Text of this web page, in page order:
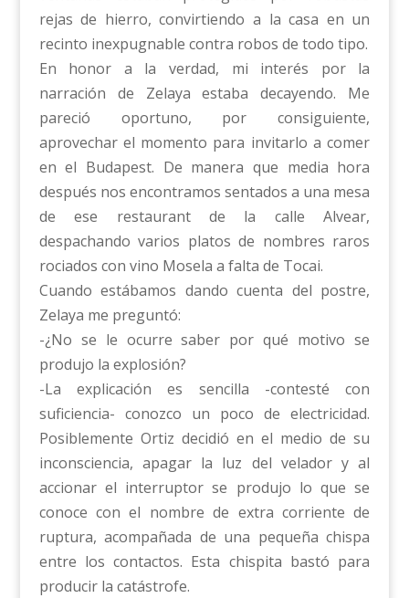
rejas de hierro, convirtiendo a la casa en un
recinto inexpugnable contra robos de todo tipo.
En honor a la verdad, mi interés por la
narración de Zelaya estaba decayendo. Me
pareció oportuno, por consiguiente,
aprovechar el momento para invitarlo a comer
en el Budapest. De manera que media hora
después nos encontramos sentados a una mesa
de ese restaurant de la calle Alvear,
despachando varios platos de nombres raros
rociados con vino Mosela a falta de Tocai.
Cuando estábamos dando cuenta del postre,
Zelaya me preguntó:
-¿No se le ocurre saber por qué motivo se
produjo la explosión?
-La explicación es sencilla -contesté con
suficiencia- conozco un poco de electricidad.
Posiblemente Ortiz decidió en el medio de su
inconsciencia, apagar la luz del velador y al
accionar el interruptor se produjo lo que se
conoce con el nombre de extra corriente de
ruptura, acompañada de una pequeña chispa
entre los contactos. Esta chispita bastó para
producir la catástrofe.